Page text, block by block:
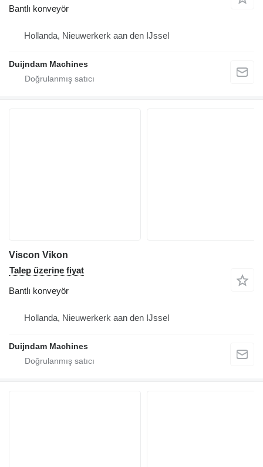
Bantlı konveyör
Hollanda, Nieuwerkerk aan den IJssel
Duijndam Machines
Viscon Vikon
Talep üzerine fiyat
Bantlı konveyör
Hollanda, Nieuwerkerk aan den IJssel
Duijndam Machines